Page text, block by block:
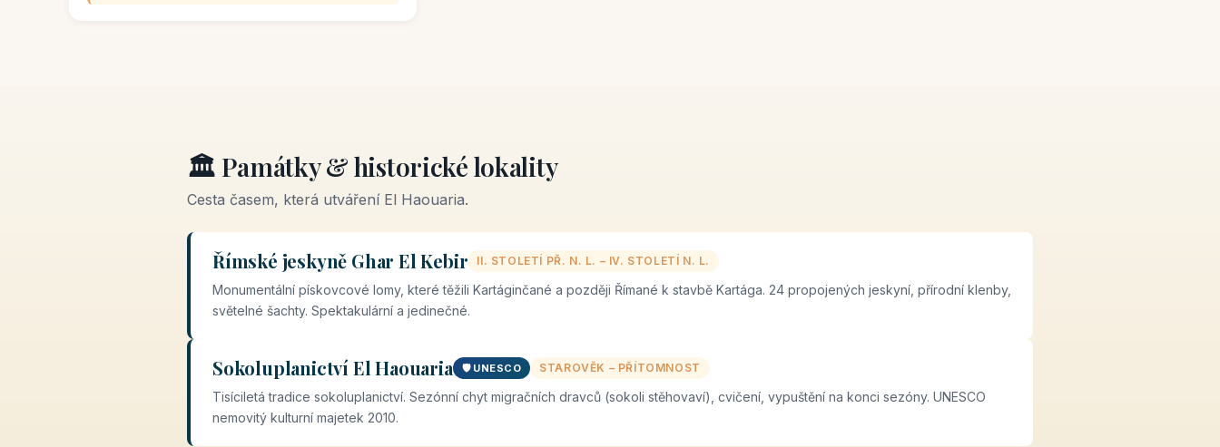
🏛️ Památky & historické lokality
Cesta časem, která utváření El Haouaria.
Římské jeskyně Ghar El Kebir II. STOLETÍ PŘ. N. L. – IV. STOLETÍ N. L.
Monumentální pískovcové lomy, které těžili Kartáginčané a později Římané k stavbě Kartága. 24 propojených jeskyní, přírodní klenby,
světelné šachty. Spektakulární a jedinečné.
Sokoluplanictví El Haouaria 🛡️ UNESCO STAROVĚK – PŘÍTOMNOST
Tisíciletá tradice sokoluplanictví. Sezónní chyt migračních dravců (sokoli stěhovaví), cvičení, vypuštění na konci sezóny. UNESCO
nemovitý kulturní majetek 2010.